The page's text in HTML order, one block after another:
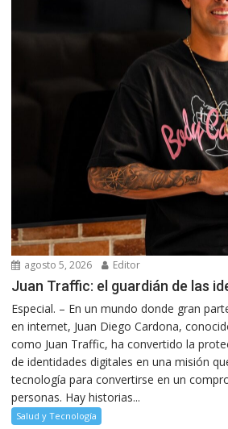
agosto 5, 2026 Editor
Juan Traffic: el guardián de las
Especial. – En un mundo donde gran
en internet, Juan Diego Cardona,
como Juan Traffic, ha convertido la
de identidades digitales en una misión
tecnología para convertirse en un
personas. Hay historias...
Salud y Tecnología